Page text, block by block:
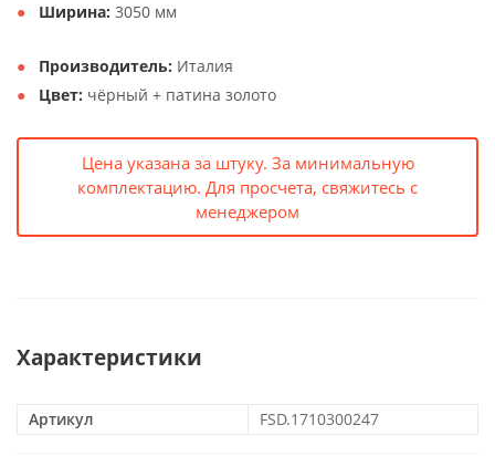
Ширина: 3050 мм
Производитель: Италия
Цвет: чёрный + патина золото
Цена указана за штуку. За минимальную
комплектацию. Для просчета, свяжитесь с
менеджером
Характеристики
Артикул FSD.1710300247